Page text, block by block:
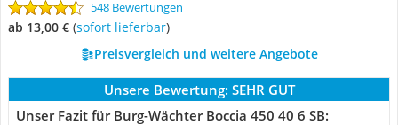
548 Bewertungen
ab 13,00 € ( Sofort lieferbar)
Preisvergleich und weitere Angebote
Unsere Bewertung: SEHR GUT
Unser Fazit für Burg-Wächter Boccia 450 40 6 SB: